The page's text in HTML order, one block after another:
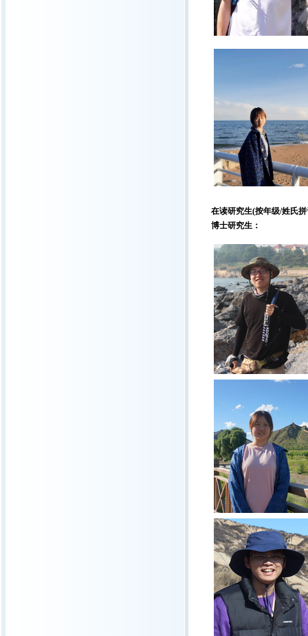
在读研究生(按年级/姓氏
博士研究生：